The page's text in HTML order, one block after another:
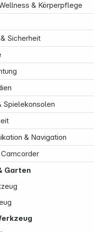
& Körperpflege
Sicherheit
Spielekonsolen
& Navigation
Garten